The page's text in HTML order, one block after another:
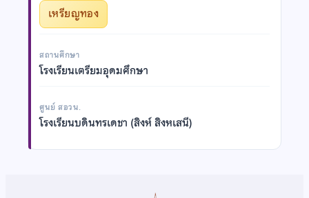
เหรียญทอง
สถานศึกษา
โรงเรียนเตรียมอุดมศึกษา
ศูนย์ สอวน.
โรงเรียนบดินทรเดชา (สิงห์ สิงหเสนี)